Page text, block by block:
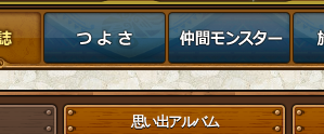
思い出アルバム